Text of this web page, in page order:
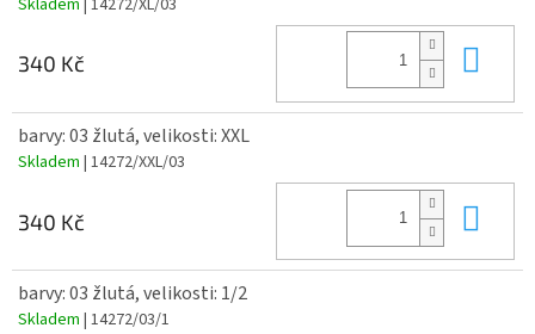
340 Kč
barvy: 03 žlutá, velikosti: XXL
Skladem | 14272/XXL/03
340 Kč
barvy: 03 žlutá, velikosti: 1/2
Skladem | 14272/03/1